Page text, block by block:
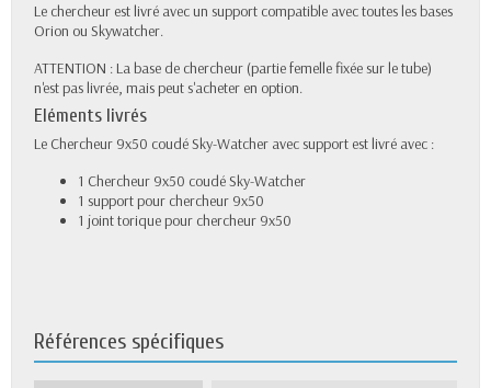
Le chercheur est livré avec un support compatible avec toutes les bases
Orion ou Skywatcher.
ATTENTION : La base de chercheur (partie femelle fixée sur le tube)
n'est pas livrée, mais peut s'acheter en option.
Eléments livrés
Le Chercheur 9x50 coudé Sky-Watcher avec support est livré avec :
1 Chercheur 9x50 coudé Sky-Watcher
1 support pour chercheur 9x50
1 joint torique pour chercheur 9x50
Références spécifiques